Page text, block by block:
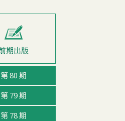
第 80 期
第 79 期
第 78 期